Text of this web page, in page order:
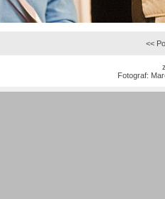
<<
Fotograf: